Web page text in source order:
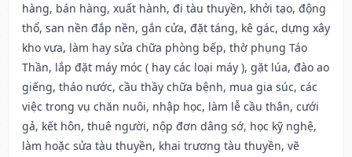
hàng, bán hàng, xuất hành, đi tàu thuyền, khởi tạo, động
thổ, san nền đắp nền, gắn cửa, đặt táng, kê gác, dựng xây
kho vựa, làm hay sửa chữa phòng bếp, thờ phụng Táo
Thần, lắp đặt máy móc ( hay các loại máy ), gặt lúa, đào ao
giếng, tháo nước, cầu thầy chữa bệnh, mua gia súc, các
việc trong vụ chăn nuôi, nhập học, làm lễ cầu thân, cưới
gả, kết hôn, thuê người, nộp đơn dâng sớ, học kỹ nghệ,
làm hoặc sửa tàu thuyền, khai trương tàu thuyền, vẽ